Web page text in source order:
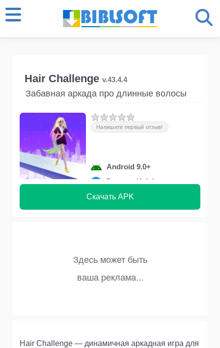
Hair Challenge v.43.4.4
Забавная аркада про длинные волосы
Напишите первый отзыв!
Android 9.0+
Версия 43.4.4
Скачать APK
Hair Challenge — динамичная аркадная игра для